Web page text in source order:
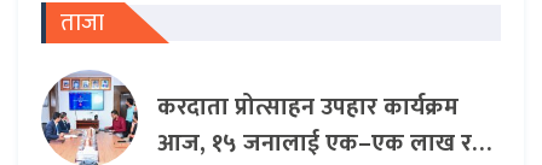
ताजा
करदाता प्रोत्साहन उपहार कार्यक्रम
आज, १५ जनालाई एक–एक लाख र…